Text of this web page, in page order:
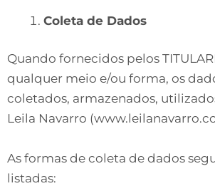
Coleta de Dados
Quando fornecidos pelos
qualquer meio e/ou forma, os
coletados, armazenados,
Leila Navarro
As formas de coleta de dados
listadas: